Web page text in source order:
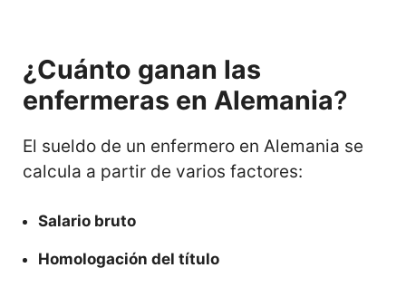
¿Cuánto ganan las
enfermeras en Alemania?
El sueldo de un enfermero en Alemania se
calcula a partir de varios factores:
Salario bruto
Homologación del título